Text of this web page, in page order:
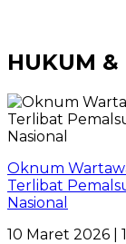
HUKUM
Oknum
Terlibat
Nasional
10 Maret 2026 |